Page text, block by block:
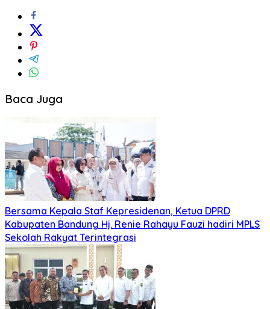
Baca Juga
Bersama Kepala Staf Kepresidenan, Ketua DPRD
Kabupaten Bandung Hj. Renie Rahayu Fauzi hadiri MPLS
Sekolah Rakyat Terintegrasi